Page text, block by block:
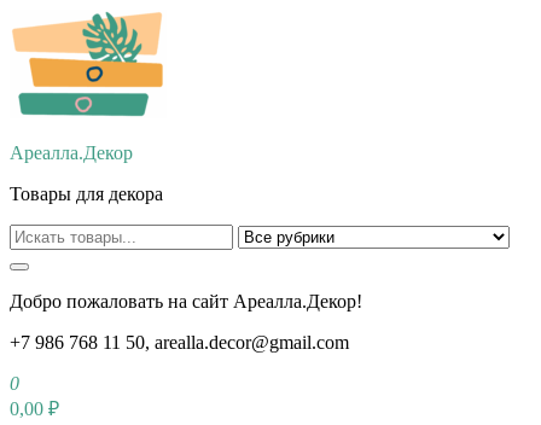
Перейти
к
содержимому
Ареалла.Декор
Товары для декора
Добро пожаловать на сайт Ареалла.Декор!
+7 986 768 11 50, arealla.decor@gmail.com
0
0,00 ₽